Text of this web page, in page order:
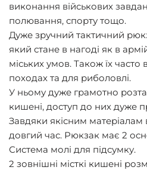
виконання військових
полювання, спорту тощо.
Дуже зручний тактичний
який стане в нагоді як в
міських умов. Також їх часто
походах та для риболовлі.
У ньому дуже грамотно
кишені, доступ до них дуже
Завдяки якісним матеріалам
довгий час. Рюкзак має 2
Система молі для підсумку.
2 зовнішні місткі кишені